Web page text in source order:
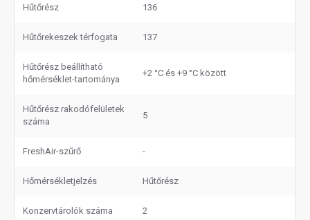
Hűtőrész 136
Hűtőrekeszek térfogata 137
Hűtőrész beállítható
hőmérséklet-tartománya
+2 °C és +9 °C között
Hűtőrész rakodófelületek
száma
5
FreshAir-szűrő -
Hőmérsékletjelzés Hűtőrész
Konzervtárolók száma 2